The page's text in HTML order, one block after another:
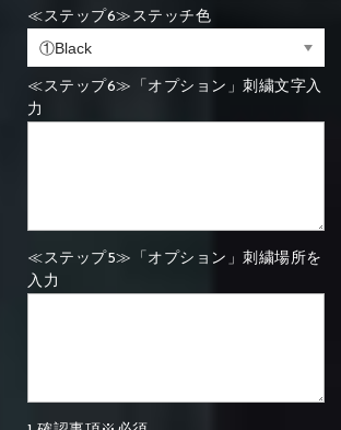
≪ステップ6≫ステッチ色
≪ステップ6≫「オプション」刺繍文字入
力
≪ステップ5≫「オプション」刺繍場所を
入力